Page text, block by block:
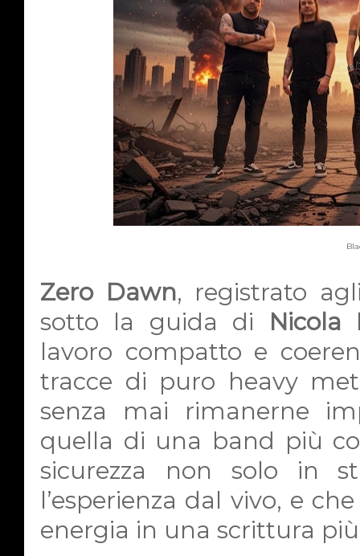
Zero Dawn, registrato
sotto la guida di Nicola
lavoro compatto e
tracce di puro heavy
senza mai rimanerne
quella di una band più
sicurezza non solo in
l’esperienza dal vivo, e
energia in una scrittura